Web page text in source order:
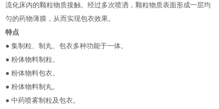
流化床内的颗粒物质接触。经过多次喷洒，颗粒物质表面形成一层均
匀的药物薄膜，从而实现包衣效果。
特点
● 集制粒、制丸、包衣多种功能于一体。
● 粉体物料制粒。
● 粉体物料包衣。
● 粉体物料制丸。
● 中药喷雾制粒及包衣。